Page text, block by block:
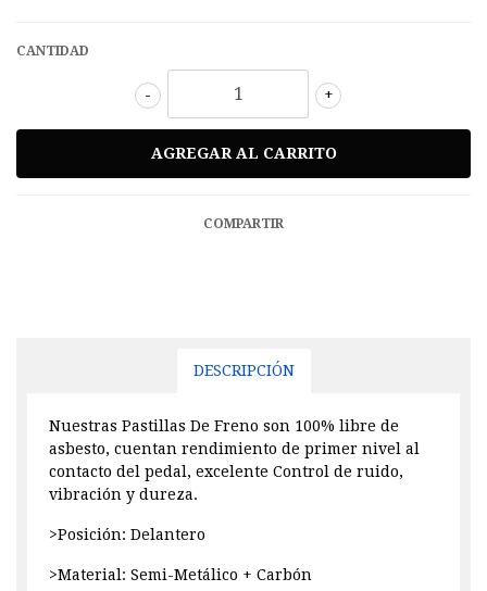
CANTIDAD
+
-
COMPARTIR
DESCRIPCIÓN
Nuestras Pastillas De Freno son 100% libre de
asbesto, cuentan rendimiento de primer nivel al
contacto del pedal, excelente Control de ruido,
vibración y dureza.
>Posición: Delantero
>Material: Semi-Metálico + Carbón